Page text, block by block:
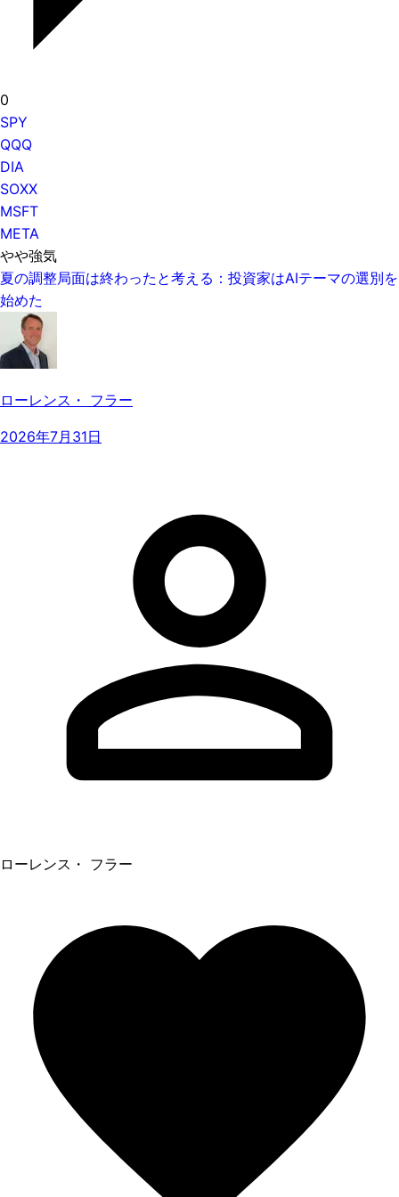
0
SPY
QQQ
DIA
SOXX
MSFT
META
やや強気
夏の調整局面は終わったと考える：投資家はAIテーマの選別を
始めた
ローレンス・ フラー
2026年7月31日
ローレンス・ フラー